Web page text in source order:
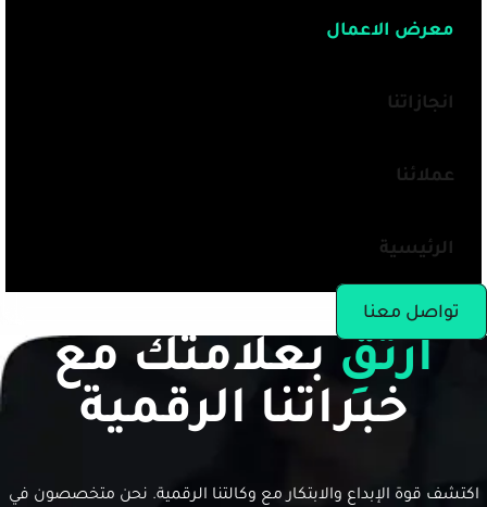
الرئيسية
عملائنا
انجازاتنا
معرض الاعمال
تواصل معنا
ارتقِ بعلامتك مع
خبراتنا الرقمية
اكتشف قوة الإبداع والابتكار مع وكالتنا الرقمية. نحن متخصصون في